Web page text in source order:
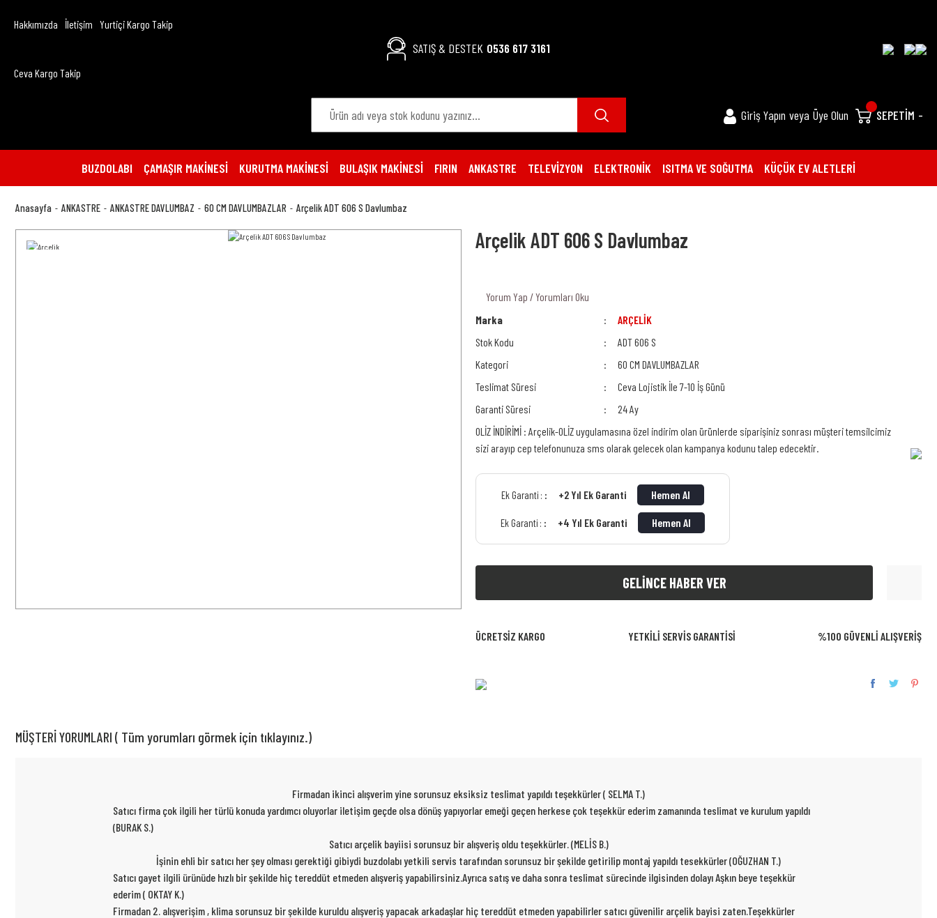
Hakkımızda İletişim Yurtiçi Kargo Takip
Ceva Kargo Takip
SATIŞ & DESTEK 0536 617 3161
Giriş Yapın veya Üye Olun SEPETİM -
BUZDOLABI ÇAMAŞIR MAKİNESİ KURUTMA MAKİNESİ BULAŞIK MAKİNESİ FIRIN ANKASTRE TELEVİZYON ELEKTRONİK ISITMA VE SOĞUTMA KÜÇÜK EV ALETLERİ
Anasayfa ANKASTRE ANKASTRE DAVLUMBAZ 60 CM DAVLUMBAZLAR Arçelik ADT 606 S Davlumbaz
Arçelik ADT 606 S Davlumbaz
Yorum Yap / Yorumları Oku
Marka
ARÇELİK
Stok Kodu
ADT 606 S
Kategori
60 CM DAVLUMBAZLAR
Teslimat Süresi
Ceva Lojistik İle 7-10 İş Günü
Garanti Süresi
24 Ay
OLİZ İNDİRİMİ : Arçelik-OLİZ uygulamasına özel indirim olan ürünlerde siparişiniz sonrası müşteri temsilcimiz
sizi arayıp cep telefonunuza sms olarak gelecek olan kampanya kodunu talep edecektir.
Ek Garanti : +2 Yıl Ek Garanti Hemen Al
Ek Garanti : +4 Yıl Ek Garanti Hemen Al
GELİNCE HABER VER
ÜCRETSİZ KARGO YETKİLİ SERVİS GARANTİSİ %100 GÜVENLİ ALIŞVERİŞ
MÜŞTERİ YORUMLARI ( Tüm yorumları görmek için tıklayınız.)
Firmadan ikinci alışverim yine sorunsuz eksiksiz teslimat yapıldı teşekkürler ( SELMA T.)
Satıcı firma çok ilgili her türlü konuda yardımcı oluyorlar iletişim geçde olsa dönüş yapıyorlar emeği geçen herkese çok teşekkür ederim zamanında teslimat ve kurulum yapıldı
(BURAK S.)
Satıcı arçelik bayiisi sorunsuz bir alışveriş oldu teşekkürler. (MELİS B.)
İşinin ehli bir satıcı her şey olması gerektiği gibiydi buzdolabı yetkili servis tarafından sorunsuz bir şekilde getirilip montaj yapıldı tesekkürler (OĞUZHAN T.)
Satıcı gayet ilgili ürünüde hızlı bir şekilde hiç tereddüt etmeden alışveriş yapabilirsiniz.Ayrıca satış ve daha sonra teslimat sürecinde ilgisinden dolayı Aşkın beye teşekkür
ederim ( OKTAY K.)
Firmadan 2. alışverişim , klima sorunsuz bir şekilde kuruldu alışveriş yapacak arkadaşlar hiç tereddüt etmeden yapabilirler satıcı güvenilir arçelik bayisi zaten.Teşekkürler